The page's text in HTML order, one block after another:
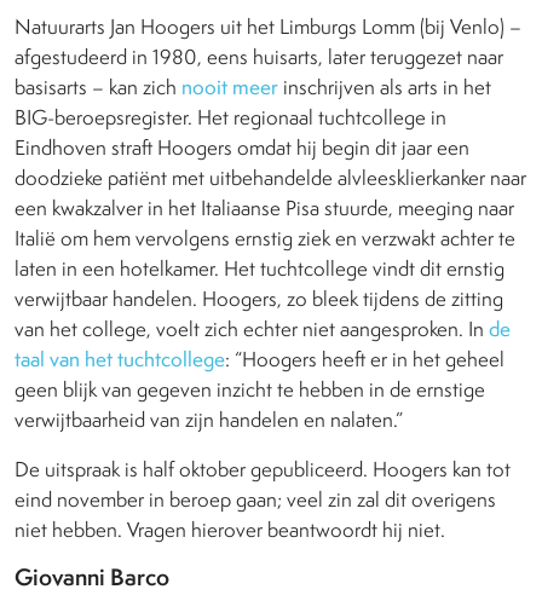
Natuurarts Jan Hoogers uit het Limburgs Lomm (bij Venlo) –
afgestudeerd in 1980, eens huisarts, later teruggezet naar
basisarts – kan zich nooit meer inschrijven als arts in het
BIG-beroepsregister. Het regionaal tuchtcollege in
Eindhoven straft Hoogers omdat hij begin dit jaar een
doodzieke patiënt met uitbehandelde alvleesklierkanker naar
een kwakzalver in het Italiaanse Pisa stuurde, meeging naar
Italië om hem vervolgens ernstig ziek en verzwakt achter te
laten in een hotelkamer. Het tuchtcollege vindt dit ernstig
verwijtbaar handelen. Hoogers, zo bleek tijdens de zitting
van het college, voelt zich echter niet aangesproken. In de
taal van het tuchtcollege: “Hoogers heeft er in het geheel
geen blijk van gegeven inzicht te hebben in de ernstige
verwijtbaarheid van zijn handelen en nalaten.”
De uitspraak is half oktober gepubliceerd. Hoogers kan tot
eind november in beroep gaan; veel zin zal dit overigens
niet hebben. Vragen hierover beantwoordt hij niet.
Giovanni Barco